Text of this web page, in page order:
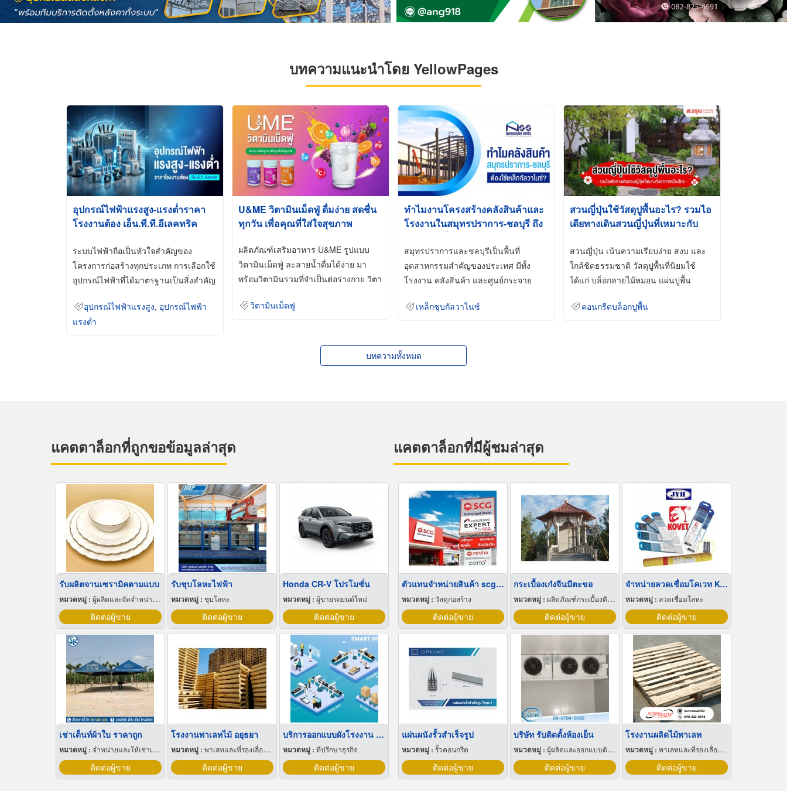
บทความแนะนำโดย YellowPages
อุปกรณ์ไฟฟ้าแรงสูง-แรงต่ำราคา
โรงงานต้อง เอ็น.พี.ที.อีเลคทริค
ระบบไฟฟ้าถือเป็นหัวใจสำคัญของ
โครงการก่อสร้างทุกประเภท การเลือกใช้
อุปกรณ์ไฟฟ้าที่ได้มาตรฐานเป็นสิ่งสำคัญ
อุปกรณ์ไฟฟ้าแรงสูง
อุปกรณ์ไฟฟ้า
แรงต่ำ
U&ME วิตามินเม็ดฟู่ ดื่มง่าย สดชื่น
ทุกวัน เพื่อคุณที่ใส่ใจสุขภาพ
ผลิตภัณฑ์เสริมอาหาร U&ME รูปแบบ
วิตามินเม็ดฟู่ ละลายน้ำดื่มได้ง่าย มา
พร้อมวิตามินรวมที่จำเป็นต่อร่างกาย วิตา
วิตามินเม็ดฟู่
ทำไมงานโครงสร้างคลังสินค้าและ
โรงงานในสมุทรปราการ-ชลบุรี ถึง
Galvanized)
สมุทรปราการและชลบุรีเป็นพื้นที่
อุตสาหกรรมสำคัญของประเทศ มีทั้ง
โรงงาน คลังสินค้า และศูนย์กระจาย
เหล็กชุบกัลวาไนซ์
สวนญี่ปุ่นใช้วัสดุปูพื้นอะไร? รวมไอ
เดียทางเดินสวนญี่ปุ่นที่เหมาะกับ
สวนญี่ปุ่น เน้นความเรียบง่าย สงบ และ
ใกล้ชิดธรรมชาติ วัสดุปูพื้นที่นิยมใช้
ได้แก่ บล็อกลายไม้หมอน แผ่นปูพื้น
คอนกรีตบล็อกปูพื้น
บทความทั้งหมด
แคตตาล็อกที่ถูกขอข้อมูลล่าสุด
รับผลิตจานเซรามิคตามแบบ
หมวดหมู่ : ผู้ผลิตและจัดจำหน่ายกระเบื้องเซรามิก
ติดต่อผู้ขาย
รับชุบโลหะไฟฟ้า
หมวดหมู่ : ชุบโลหะ
ติดต่อผู้ขาย
Honda CR-V โปรโมชั่น
หมวดหมู่ :ผู้ขายรถยนต์ใหม่
ติดต่อผู้ขาย
เช่าเต็นท์ผ้าใบ ราคาถูก
หมวดหมู่ : จำหน่ายและให้เช่าเต็นท์
ติดต่อผู้ขาย
โรงงานพาเลทไม้ อยุธยา
หมวดหมู่ : พาเลทและที่รองเลื่อนกะบะ
ติดต่อผู้ขาย
บริการออกแบบผังโรงงาน Lay out
หมวดหมู่ :ที่ปรึกษาธุรกิจ
ติดต่อผู้ขาย
แคตตาล็อกที่มีผู้ชมล่าสุด
ตัวแทนจำหน่ายสินค้า scg ราคาส่ง
หมวดหมู่ : วัสดุก่อสร้าง
ติดต่อผู้ขาย
กระเบื้องเก๋งจีนมีตะขอ
หมวดหมู่ : ผลิตภัณฑ์กระเบื้องดินเผา
ติดต่อผู้ขาย
จำหน่ายลวดเชื่อมโคเวท KOVET เชียงใหม่
หมวดหมู่ : ลวดเชื่อมโลหะ
ติดต่อผู้ขาย
แผ่นผนังรั้วสำเร็จรูป
หมวดหมู่ : รั้วคอนกรีต
ติดต่อผู้ขาย
บริษัท รับติดตั้งห้องเย็น
หมวดหมู่ : ผู้ผลิตและออกแบบติดตั้งห้องเย็น
ติดต่อผู้ขาย
โรงงานผลิตไม้พาเลท
หมวดหมู่ :พาเลทและที่รองเลื่อนกะบะ
ติดต่อผู้ขาย